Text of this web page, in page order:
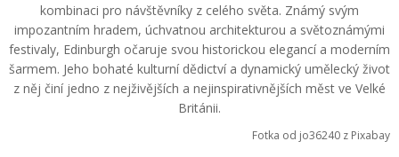
kombinaci pro návštěvníky z celého světa. Známý svým
impozantním hradem, úchvatnou architekturou a světoznámými
festivaly, Edinburgh očaruje svou historickou elegancí a moderním
šarmem. Jeho bohaté kulturní dědictví a dynamický umělecký život
z něj činí jedno z nejživějších a nejinspirativnějších měst ve Velké
Británii.
Fotka od jo36240 z Pixabay